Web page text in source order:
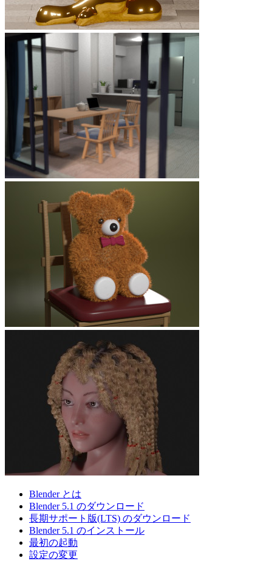
Blender とは
Blender 5.1 のダウンロード
長期サポート版(LTS) のダウンロード
Blender 5.1 のインストール
最初の起動
設定の変更